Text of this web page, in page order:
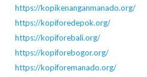
https://kopikenanganmanado.org/
https://kopiforedepok.org/
https://kopiforebali.org/
https://kopiforebogor.org/
https://kopiforemanado.org/